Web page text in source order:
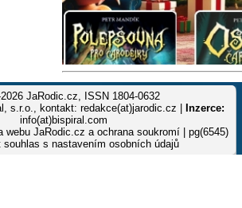
JaRodic.cz, ISSN 1804-0632
s.r.o., kontakt: redakce(at)jarodic.cz |
Inzerce:
info(at)bispiral.com
webu JaRodic.cz a ochrana soukromí | pg(6545)
souhlas s nastavením osobních údajů